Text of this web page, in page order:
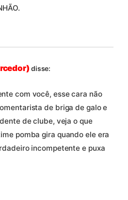
disse:
com você, esse cara não
de briga de galo e
de clube, veja o que
pomba gira quando ele era
incompetente e puxa